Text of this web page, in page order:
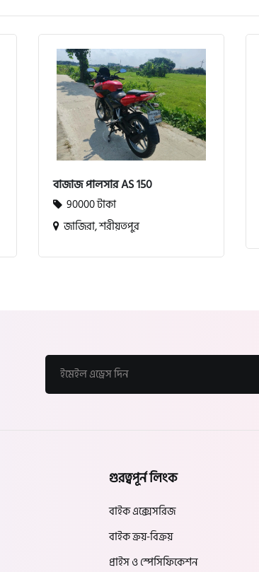
বাজাজ পালসার AS 150
90000 টাকা
জাজিরা, শরীয়তপুর
গুরত্বপূর্ন লিংক
বাইক এক্সেসরিজ
বাইক ক্রয়-বিক্রয়
প্রাইস ও স্পেসিফিকেশন